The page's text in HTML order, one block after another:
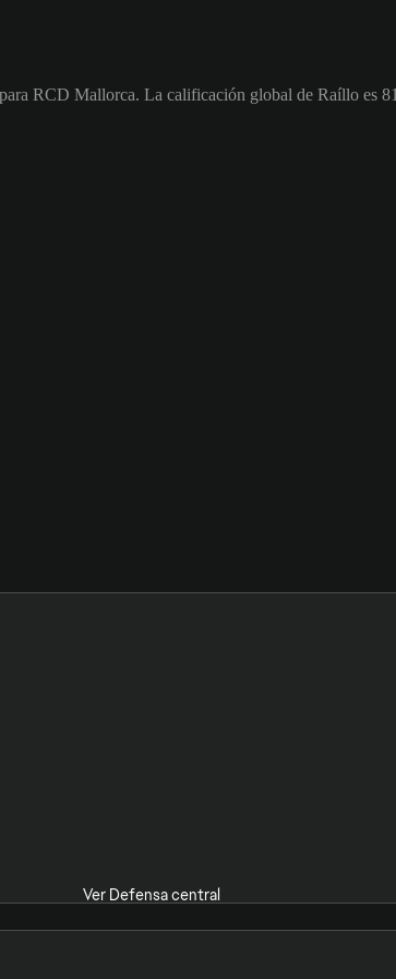
RCD Mallorca. La calificación global de Raíllo es
Ver Defensa central